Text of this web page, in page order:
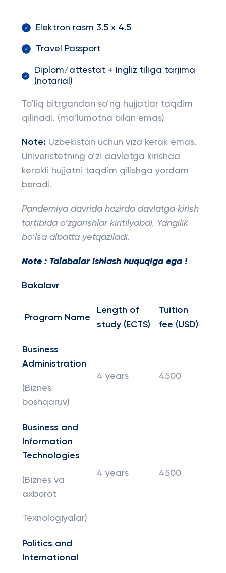
Elektron rasm 3.5 x 4.5
Travel Passport
Diplom/attestat + Ingliz tiliga tarjima
(notarial)
To’liq bitrgandan so’ng hujjatlar taqdim
qilinadi. (ma’lumotna bilan emas)
Note: Uzbekistan uchun viza kerak emas.
Univeristetning o’zi davlatga kirishda
kerakli hujjatni taqdim qilishga yordam
beradi.
Pandemiya davrida hozirda davlatga kirish
tartibida o’zgarishlar kiritilyabdi. Yangilik
bo’lsa albatta yetqaziladi.
Note :Talabalar ishlash huquqiga ega !
Bakalavr
Program Name
Length of
study (ECTS)
Tuition
fee (USD)
Business
Administration
(Biznes
boshqaruv)
4 years 4500
Business and
Information
Technologies
(Biznes va
axborot
Texnologiyalar)
4 years 4500
Politics and
International